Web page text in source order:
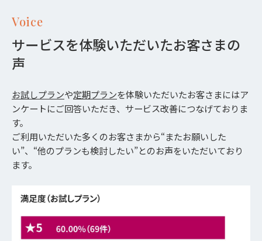
Voice
サービスを体験いただいたお客さまの
声
お試しプランや定期プランを体験いただいたお客さまにはア
ンケートにご回答いただき、サービス改善につなげておりま
す。
ご利用いただいた多くのお客さまから“またお願いした
い”、“他のプランも検討したい”とのお声をいただいており
ます。